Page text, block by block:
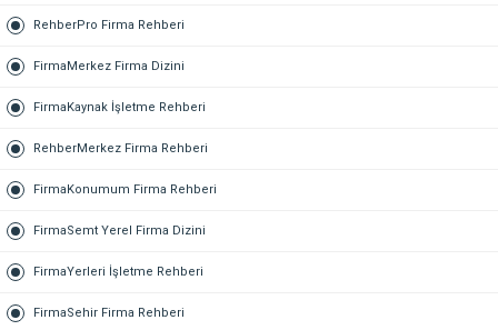
RehberPro Firma Rehberi
FirmaMerkez Firma Dizini
FirmaKaynak İşletme Rehberi
RehberMerkez Firma Rehberi
FirmaKonumum Firma Rehberi
FirmaSemt Yerel Firma Dizini
FirmaYerleri İşletme Rehberi
FirmaSehir Firma Rehberi